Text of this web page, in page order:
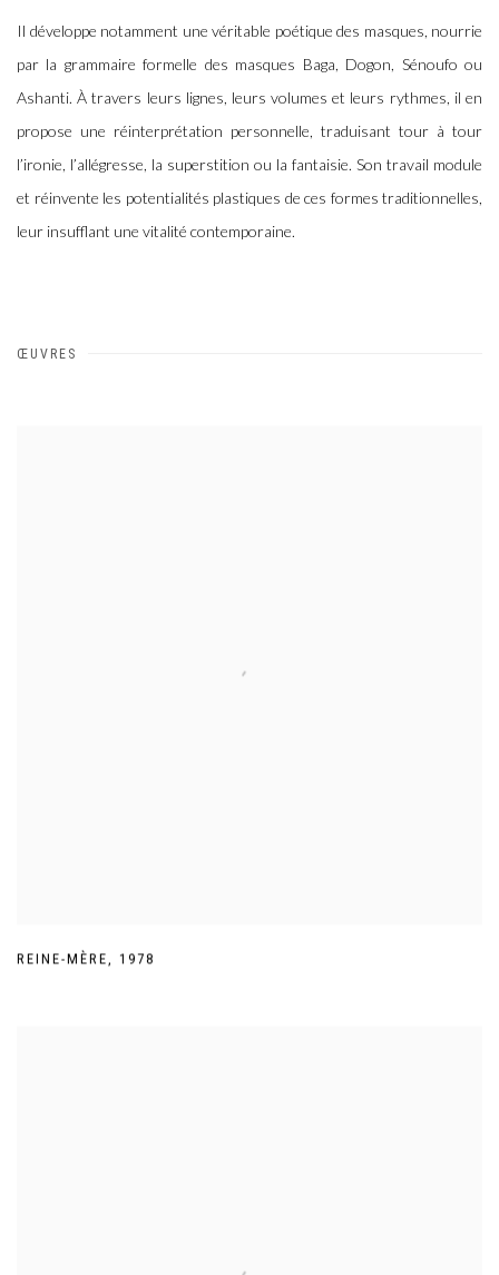
Il développe notamment une véritable poétique des masques, nourrie
par la grammaire formelle des masques Baga, Dogon, Sénoufo ou
Ashanti. À travers leurs lignes, leurs volumes et leurs rythmes, il en
propose une réinterprétation personnelle, traduisant tour à tour
l’ironie, l’allégresse, la superstition ou la fantaisie. Son travail module
et réinvente les potentialités plastiques de ces formes traditionnelles,
leur insufflant une vitalité contemporaine.
ŒUVRES
REINE-MÈRE , 1978